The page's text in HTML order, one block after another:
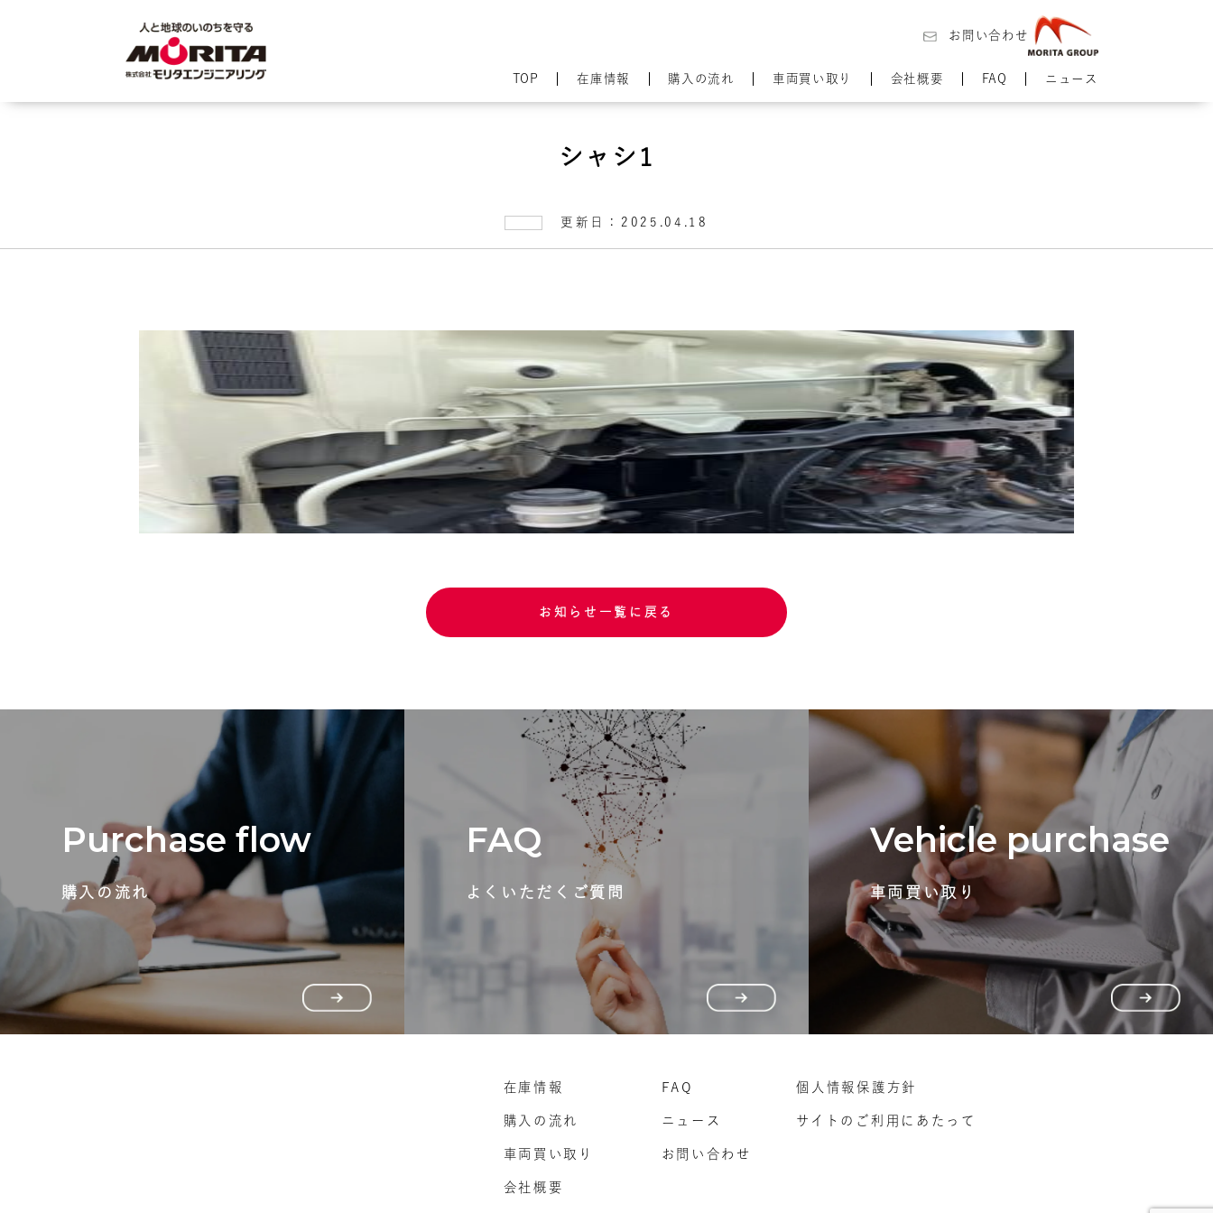
お問い合わせ
TOP 在庫情報 購入の流れ 車両買い取り 会社概要 FAQ ニュース
シャシ1
更新日：2025.04.18
お知らせ一覧に戻る
Purchase flow
購入の流れ
FAQ
よくいただくご質問
Vehicle purchase
車両買い取り
在庫情報
購入の流れ
車両買い取り
会社概要
FAQ
ニュース
お問い合わせ
個人情報保護方針
サイトのご利用にあたって